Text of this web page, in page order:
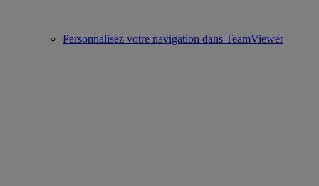
Personnalisez votre navigation dans TeamViewer